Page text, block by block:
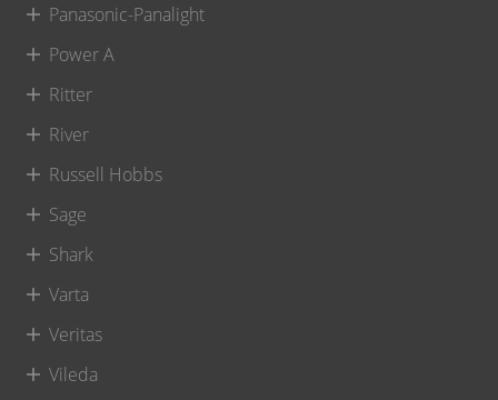
Panasonic-Panalight
Power A
Ritter
River
Russell Hobbs
Sage
Shark
Varta
Veritas
Vileda